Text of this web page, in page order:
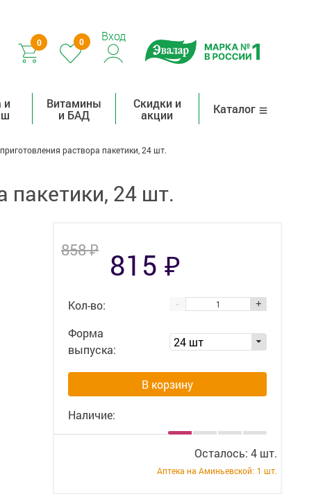
0 0 Вход
и
Витамины
и БАД
Скидки и
акции
Каталог
раствора пакетики, 24 шт.
пакетики, 24 шт.
858₽ 815 ₽
Кол-во: - +
Форма
выпуска:
24 шт
В корзину
Наличие:
Осталось: 4 шт.
Аптека на Аминьевской: 1 шт.